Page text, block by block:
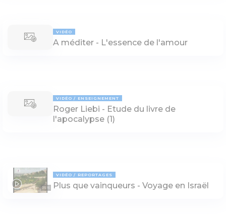
VIDÉO
A méditer - L'essence de l'amour
VIDÉO ENSEIGNEMENT
Roger Liebi - Etude du livre de
l'apocalypse (1)
05:16
VIDÉO REPORTAGES
Plus que vainqueurs - Voyage en Israël